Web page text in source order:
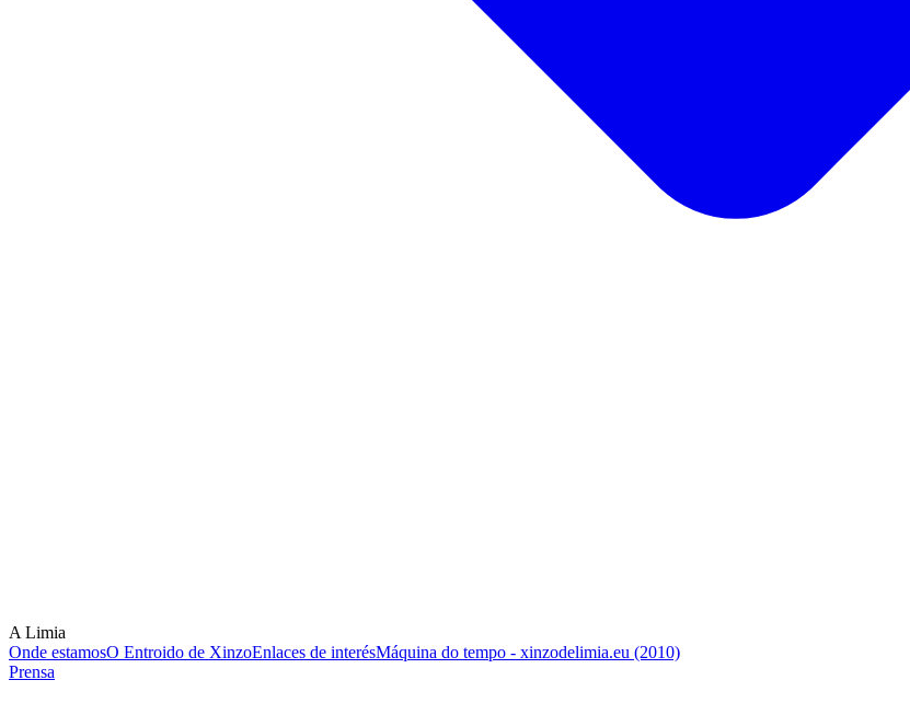
A Limia
Onde estamosO Entroido de XinzoEnlaces de interésMáquina do tempo - xinzodelimia.eu (2010)
Prensa